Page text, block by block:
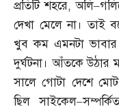
প্রতিটি শহরে,অলি–
দেখা মেলে না। তাই
খুব কম এমনটা
দুর্ঘটনা। আঁতকে উঠার
সালে গোটা দেশে
ছিল সাইকেল–